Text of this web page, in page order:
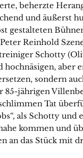
beherzte
und äußerst
gestalteten
Reinhold
Schotty
aber
sondern
85-jährigen
Tat
als Schotty
kommen und
an das Stück mit